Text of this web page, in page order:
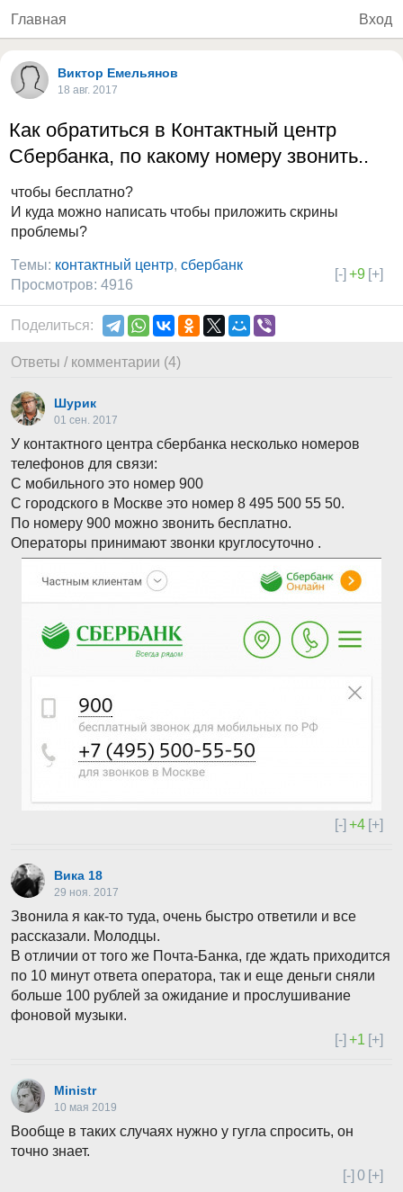
Главная Вход
Виктор Емельянов
18 авг. 2017
Как обратиться в Контактный центр
Сбербанка, по какому номеру звонить..
чтобы бесплатно?
И куда можно написать чтобы приложить скрины
проблемы?
[-] +9 [+]
Темы: контактный центр, сбербанк
Просмотров: 4916
Поделиться:
Ответы / комментарии (4)
Шурик
01 сен. 2017
У контактного центра сбербанка несколько номеров
телефонов для связи:
С мобильного это номер 900
С городского в Москве это номер 8 495 500 55 50.
По номеру 900 можно звонить бесплатно.
Операторы принимают звонки круглосуточно .
[-] +4 [+]
Вика 18
29 ноя. 2017
Звонила я как-то туда, очень быстро ответили и все
рассказали. Молодцы.
В отличии от того же Почта-Банка, где ждать приходится
по 10 минут ответа оператора, так и еще деньги сняли
больше 100 рублей за ожидание и прослушивание
фоновой музыки.
[-] +1 [+]
Ministr
10 мая 2019
Вообще в таких случаях нужно у гугла спросить, он
точно знает.
[-] 0 [+]